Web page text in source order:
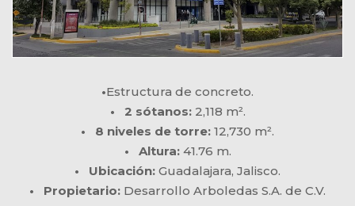
•Estructura de concreto.
• 2 sótanos:2,118 m².
• 8 niveles de torre: 12,730 m².
• Altura:41.76 m.
• Ubicación: Guadalajara, Jalisco.
• Propietario: Desarrollo Arboledas S.A. de C.V.